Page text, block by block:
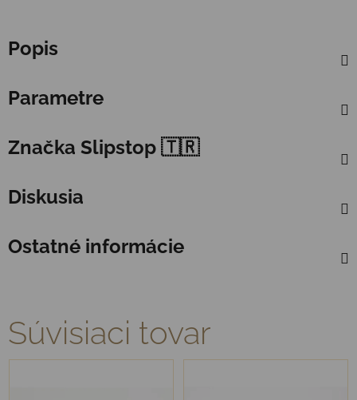
Popis
Parametre
Značka Slipstop 🇹🇷
Diskusia
Ostatné informácie
Súvisiaci tovar